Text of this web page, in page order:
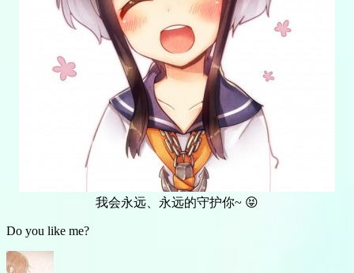
我会永远、永远的守护你~ 😝
Do you like me?